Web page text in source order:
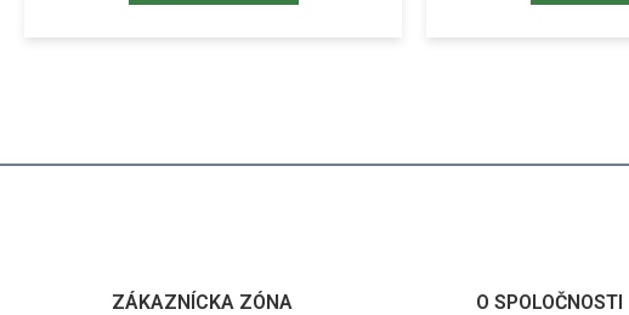
ZÁKAZNÍCKA ZÓNA O SPOLOČNOSTI